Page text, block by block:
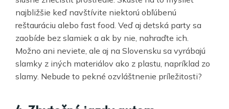
najbližšie keď navštívite niektorú obľúbenú
reštauráciu alebo fast food. Veď aj detská party sa
zaobíde bez slamiek a ak by nie, nahraďte ich.
Možno ani neviete, ale aj na Slovensku sa vyrábajú
slamky z iných materiálov ako z plastu, napríklad zo
slamy. Nebude to pekné ozvláštnenie príležitosti?